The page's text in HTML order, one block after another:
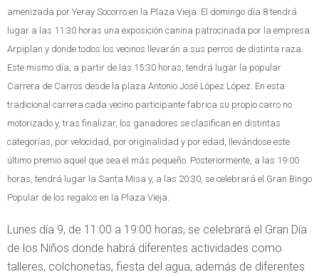
amenizada por Yeray Socorro en la Plaza Vieja. El domingo día 8 tendrá
lugar a las 11:30 horas una exposición canina patrocinada por la empresa
Arpiplan y donde todos los vecinos llevarán a sus perros de distinta raza.
Este mismo día, a partir de las 15:30 horas, tendrá lugar la popular
Carrera de Carros desde la plaza Antonio José López López. En esta
tradicional carrera cada vecino participante fabrica su propio carro no
motorizado y, tras finalizar, los ganadores se clasifican en distintas
categorías, por velocidad, por originalidad y por edad, llevándose este
último premio aquel que sea el más pequeño. Posteriormente, a las 19:00
horas, tendrá lugar la Santa Misa y, a las 20:30, se celebrará el Gran Bingo
Popular de los regalos en la Plaza Vieja.
Lunes día 9, de 11:00 a 19:00 horas, se celebrará el Gran Día
de los Niños donde habrá diferentes actividades como
talleres, colchonetas, fiesta del agua, además de diferentes